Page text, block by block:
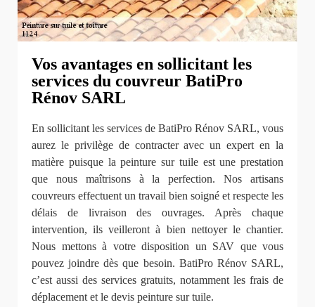
Vos avantages en sollicitant les
services du couvreur BatiPro
Rénov SARL
En sollicitant les services de BatiPro Rénov SARL, vous
aurez le privilège de contracter avec un expert en la
matière puisque la peinture sur tuile est une prestation
que nous maîtrisons à la perfection. Nos artisans
couvreurs effectuent un travail bien soigné et respecte les
délais de livraison des ouvrages. Après chaque
intervention, ils veilleront à bien nettoyer le chantier.
Nous mettons à votre disposition un SAV que vous
pouvez joindre dès que besoin. BatiPro Rénov SARL,
c’est aussi des services gratuits, notamment les frais de
déplacement et le devis peinture sur tuile.